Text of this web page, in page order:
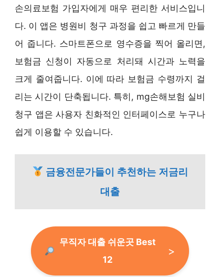
손의료보험 가입자에게 매우 편리한 서비스입니
다. 이 앱은 병원비 청구 과정을 쉽고 빠르게 만들
어 줍니다. 스마트폰으로 영수증을 찍어 올리면,
보험금 신청이 자동으로 처리돼 시간과 노력을
크게 줄여줍니다. 이에 따라 보험금 수령까지 걸
리는 시간이 단축됩니다. 특히, mg손해보험 실비
청구 앱은 사용자 친화적인 인터페이스로 누구나
쉽게 이용할 수 있습니다.
금융전문가들이 추천하는 저금리
대출
무직자 대출 쉬운곳 Best
12